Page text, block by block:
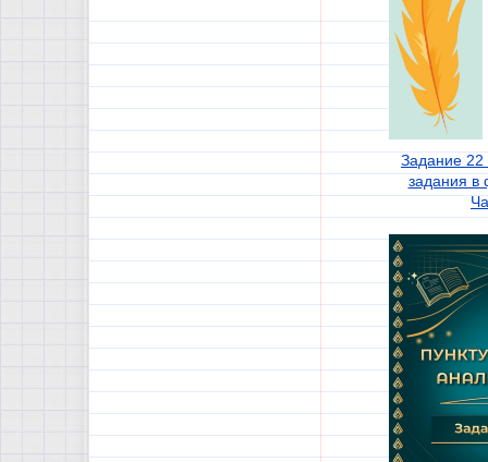
Задание
задания